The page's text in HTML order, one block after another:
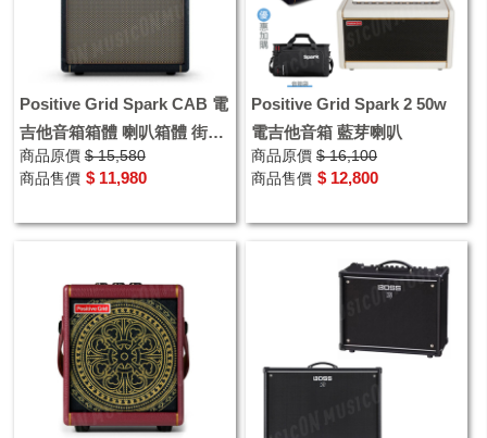
Positive Grid Spark CAB 電
吉他音箱箱體 喇叭箱體 街頭
表演
商品原價 $ 15,580
商品售價 $ 11,980
Positive Grid Spark 2 50w
電吉他音箱 藍芽喇叭
商品原價 $ 16,100
商品售價 $ 12,800